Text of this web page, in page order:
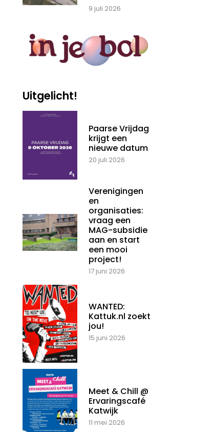
9 juli 2026
Uitgelicht!
Paarse Vrijdag
krijgt een
nieuwe datum
20 juli 2026
Verenigingen
en
organisaties:
vraag een
MAG-subsidie
aan en start
een mooi
project!
17 juni 2026
WANTED:
Kattuk.nl zoekt
jou!
15 juni 2026
Meet & Chill @
Ervaringscafé
Katwijk
11 mei 2026